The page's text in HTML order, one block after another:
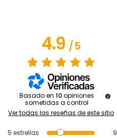
4.9/5
Basado en 10 opiniones
sometidas a control
Ver todas las reseñas de este sitio
5 estrellas
9